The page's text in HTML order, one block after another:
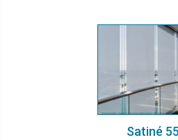
Satiné